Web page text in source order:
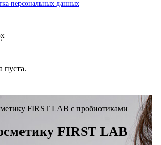
персональных данных
пуста.
FIRST LAB c пробиотиками
FIRST LAB